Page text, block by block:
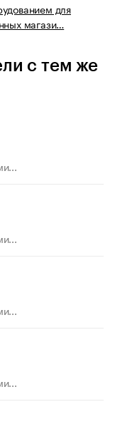
для
магази…
с тем же